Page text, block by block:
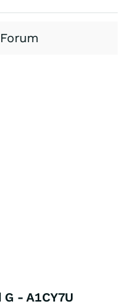
- A1CY7U